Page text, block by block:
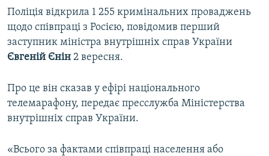
Усі сайти RFE/RL
Поліція відкрила 1 255 кримінальних проваджень
щодо співпраці з Росією, повідомив перший
заступник міністра внутрішніх справ України
Євгеній Єнін 2 вересня.
Про це він сказав у ефірі національного
телемарафону, передає пресслужба Міністерства
внутрішніх справ України.
«Всього за фактами співпраці населення або